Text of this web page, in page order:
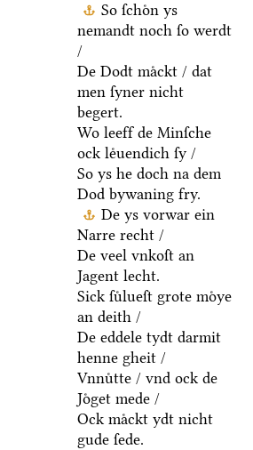
So ſchoͤn ys
nemandt noch ſo werdt
/
De Dodt maͤckt / dat
men ſyner nicht
begert.
Wo leeff de Minſche
ock leͤuendich ſy /
So ys he doch na dem
Dod bywaning fry.
De ys vorwar ein
Narre recht /
De veel vnkoſt an
Jagent lecht.
Sick ſuͤlueſt grote moͤye
an deith /
De eddele tydt darmit
henne gheit /
Vnnuͤtte / vnd ock de
Joͤget mede /
Ock maͤckt ydt nicht
gude ſede.